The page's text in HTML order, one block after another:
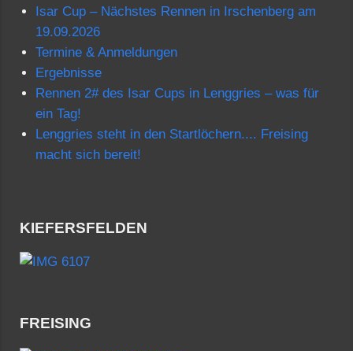
Isar Cup – Nächstes Rennen in Irschenberg am
19.09.2026
Termine & Anmeldungen
Ergebnisse
Rennen 2# des Isar Cups in Lenggries – was für
ein Tag!
Lenggries steht in den Startlöchern.... Freising
macht sich bereit!
KIEFERSFELDEN
FREISING